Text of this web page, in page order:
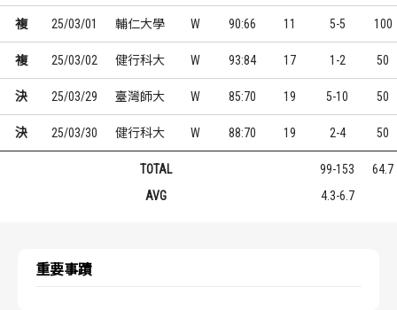
複 25/03/01 輔仁大學 W 90:66 11 5-5 100
複 25/03/02 健行科大 W 93:84 17 1-2 50
決 25/03/29 臺灣師大 W 85:70 19 5-10 50
決 25/03/30 健行科大 W 88:70 19 2-4 50
TOTAL 99-153
64.7
AVG
4.3-6.7
重要事蹟